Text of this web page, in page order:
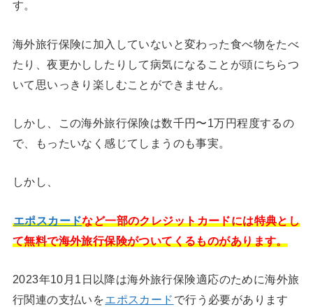
す。
海外旅行保険に加入していないと変わった食べ物をたべ
たり、夜更かししたりして病気になることが頭にちらつ
いて思いっきり楽しむことができません。
しかし、この海外旅行保険は数千円〜1万円程度するの
で、もったいなく感じてしまうのも事実。
しかし、
エポスカードなど一部のクレジットカードには特典とし
て無料で海外旅行保険がついてくるものがあります。
2023年10月1日以降は海外旅行保険適応のために海外旅
行関連の支払いをエポスカード で行う必要があります